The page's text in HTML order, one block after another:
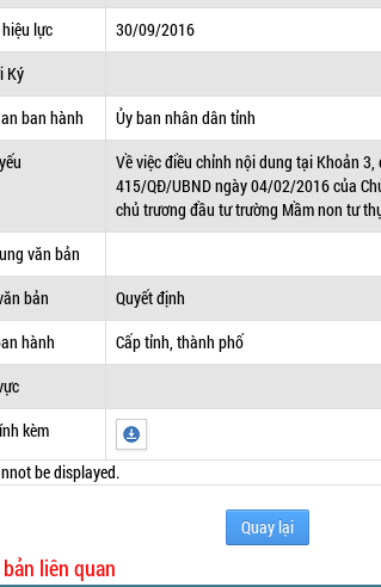
lực
30/09/2016
Ký
ban hành
Ủy ban nhân dân tỉnh
Về việc điều chỉnh nội dung tại Khoản 3,
415/QĐ/UBND ngày 04/02/2016 của
chủ trương đầu tư trường Mầm non tư
văn bản
bản
Quyết định
hành
Cấp tỉnh, thành phố
kèm
be displayed.
Quay lại
liên quan